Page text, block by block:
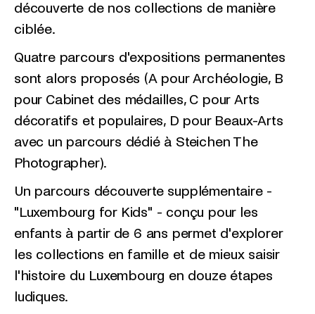
découverte de nos collections de manière
ciblée.
Quatre parcours d'expositions permanentes
sont alors proposés (A pour Archéologie, B
pour Cabinet des médailles, C pour Arts
décoratifs et populaires, D pour Beaux-Arts
avec un parcours dédié à Steichen The
Photographer).
Un parcours découverte supplémentaire -
"Luxembourg for Kids" - conçu pour les
enfants à partir de 6 ans permet d'explorer
les collections en famille et de mieux saisir
l'histoire du Luxembourg en douze étapes
ludiques.